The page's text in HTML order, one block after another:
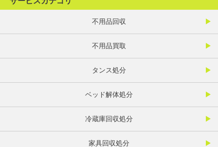
不用品回収
不用品買取
タンス処分
ベッド解体処分
冷蔵庫回収処分
家具回収処分